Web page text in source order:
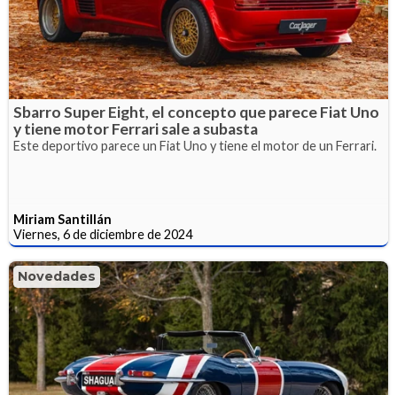
Sbarro Super Eight, el concepto que parece Fiat Uno
y tiene motor Ferrari sale a subasta
Este deportivo parece un Fiat Uno y tiene el motor de un Ferrari.
Miriam Santillán
Viernes, 6 de diciembre de 2024
Novedades